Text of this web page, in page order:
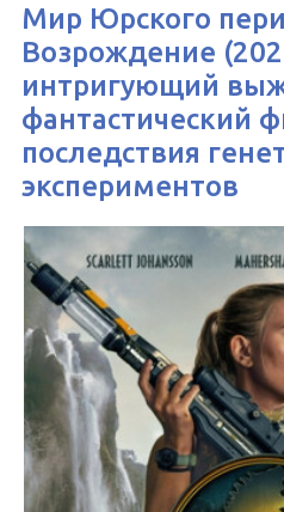
Мир Юрского
Возрождение
интригующий
фантастический
последствия
экспериментов